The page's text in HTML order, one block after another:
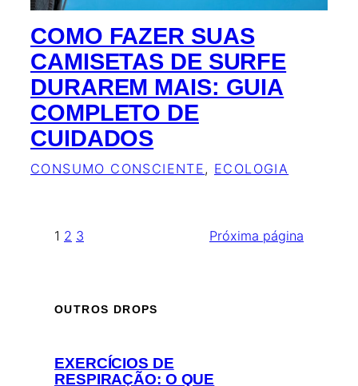
COMO FAZER SUAS
CAMISETAS DE SURFE
DURAREM MAIS: GUIA
COMPLETO DE
CUIDADOS
CONSUMO CONSCIENTE, ECOLOGIA
1 2 3 Próxima página
OUTROS DROPS
EXERCÍCIOS DE
RESPIRAÇÃO: O QUE